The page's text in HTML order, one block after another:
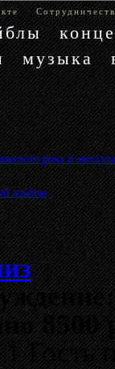
музыка
рока и металла
альбом
8500
Гость